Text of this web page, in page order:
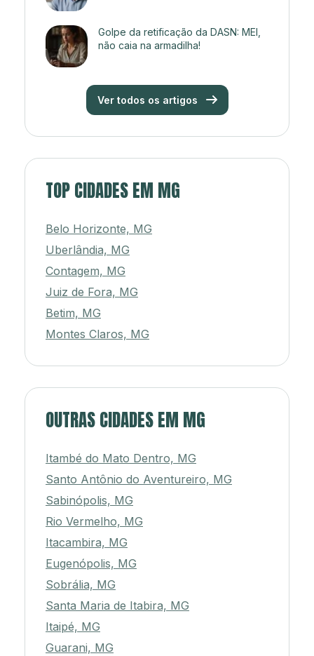
Golpe da retificação da DASN: MEI,
não caia na armadilha!
Ver todos os artigos
TOP CIDADES EM MG
Belo Horizonte, MG
Uberlândia, MG
Contagem, MG
Juiz de Fora, MG
Betim, MG
Montes Claros, MG
OUTRAS CIDADES EM MG
Itambé do Mato Dentro, MG
Santo Antônio do Aventureiro, MG
Sabinópolis, MG
Rio Vermelho, MG
Itacambira, MG
Eugenópolis, MG
Sobrália, MG
Santa Maria de Itabira, MG
Itaipé, MG
Guarani, MG